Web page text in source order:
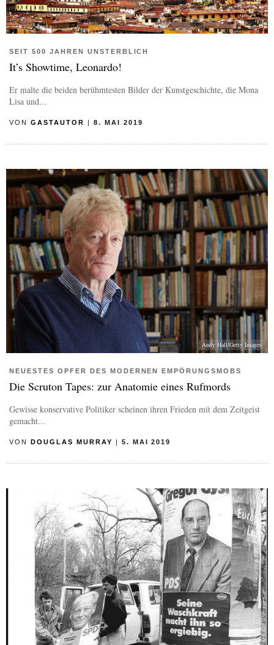
SEIT 500 JAHREN UNSTERBLICH
It’s Showtime, Leonardo!
Er malte die beiden berühmtesten Bilder der Kunstgeschichte, die Mona
Lisa und...
VON GASTAUTOR | 8. MAI 2019
Andy Hall/Getty Images
NEUESTES OPFER DES MODERNEN EMPÖRUNGSMOBS
Die Scruton Tapes: zur Anatomie eines Rufmords
Gewisse konservative Politiker scheinen ihren Frieden mit dem Zeitgeist
gemacht...
VON DOUGLAS MURRAY 5. MAI 2019